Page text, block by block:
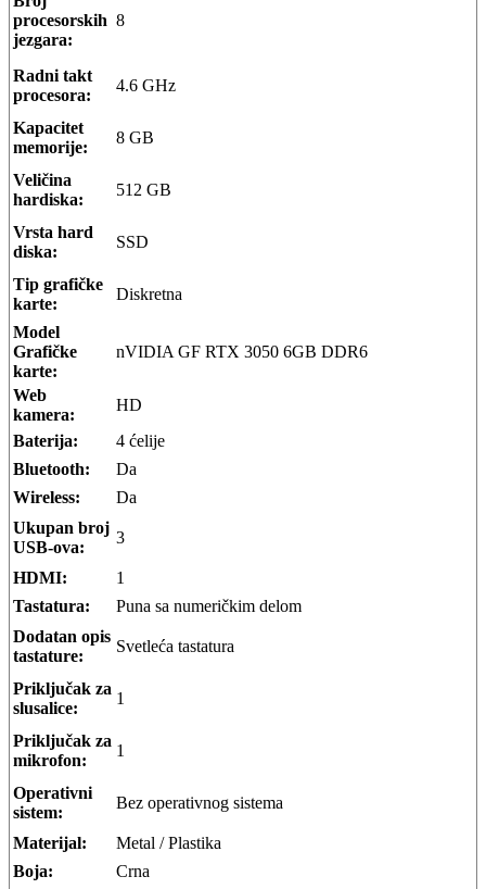
procesorskih
jezgara:
8
Radni takt
procesora:
4.6 GHz
Kapacitet
memorije:
8 GB
Veličina
hardiska:
512 GB
Vrsta hard
diska:
SSD
Tip grafičke
karte:
Diskretna
Model
Grafičke
karte:
nVIDIA GF RTX 3050 6GB DDR6
Web
kamera:
HD
Baterija:
4 ćelije
Bluetooth:
Da
Wireless:
Da
Ukupan broj
USB-ova:
3
HDMI:
1
Tastatura:
Puna sa numeričkim delom
Dodatan opis
tastature:
Svetleća tastatura
Priključak za
slusalice:
1
Priključak za
mikrofon:
1
Operativni
sistem:
Bez operativnog sistema
Materijal:
Metal / Plastika
Boja:
Crna